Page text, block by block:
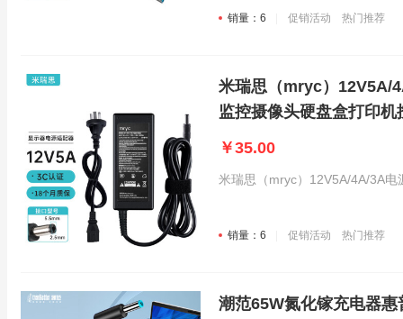
销量：6 促销活动 热门推荐
米瑞思（mryc）12V5A/
监控摄像头硬盘盒打印
￥35.00
米瑞思（mryc）12V5A/4A/3A
销量：6 促销活动 热门推荐
潮范65W氮化镓充电器